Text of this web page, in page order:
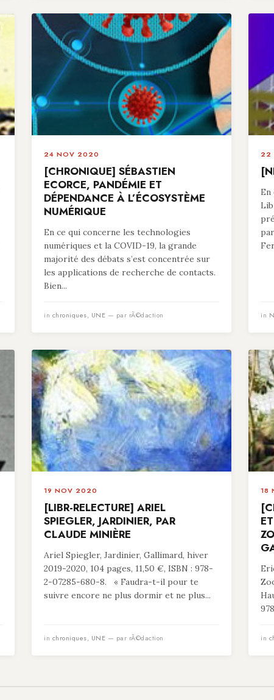
24 NOV 2020
[CHRONIQUE] SÉBASTIEN
ECORCE, PANDÉMIE ET
DÉPENDANCE À L’ÉCOSYSTÈME
NUMÉRIQUE
En ce qui concerne les technologies
numériques et la COVID-19, la grande
majorité des débats s’est concentrée sur
les applications de recherche de contacts.
Bien...
in chroniques, UNE — par rÃ©daction
22
En
in
19 NOV 2020
[LIBR-RELECTURE] ARIEL
SPIEGLER, JARDINIER, PAR
CLAUDE MINIÈRE
Ariel Spiegler, Jardinier, Gallimard, hiver
2019-2020, 104 pages, 11,50 €, ISBN : 978-
2-07285-680-8. « Faudra-t-il pour te
suivre encore ne plus dormir et ne plus...
in chroniques, UNE — par rÃ©daction
18
in